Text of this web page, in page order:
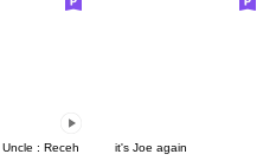
: Receh it's Joe again